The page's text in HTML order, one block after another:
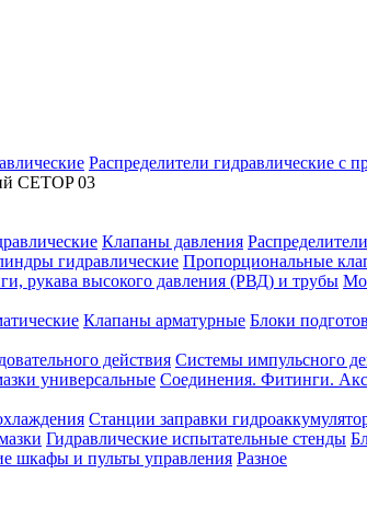
Распределители гидравлические с
CETOP 03
Клапаны давления
гидравлические Пропорциональные
рукава высокого давления (РВД) и трубы
Клапаны арматурные Блоки
действия Системы импульсного
универсальные Соединения. Фитинги.
Станции заправки
Гидравлические испытательные стенды
шкафы и пульты управления Разное